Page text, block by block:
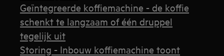
Geïntegreerde koffiemachine - de koffie
schenkt te langzaam of één druppel
tegelijk uit
Storing - Inbouw koffiemachine toont